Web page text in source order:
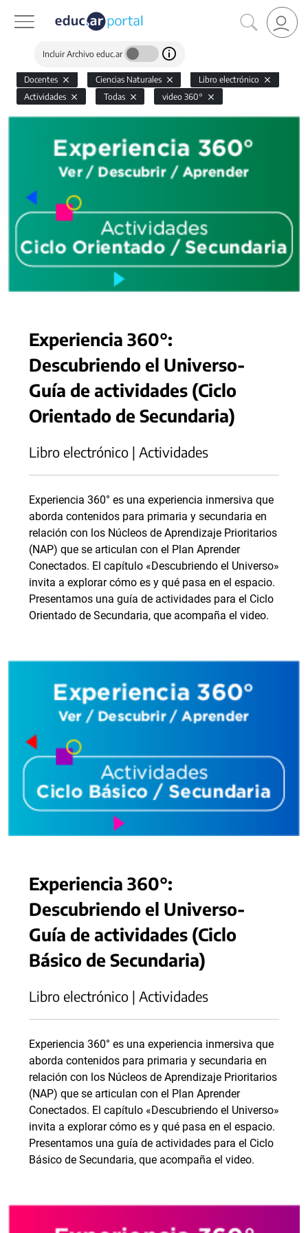
Incluir Archivo educ.ar
Docentes Ciencias Naturales
Libro electrónico
Actividades
Todas video 360°
Experiencia 360°:
Descubriendo el Universo-
Guía de actividades (Ciclo
Orientado de Secundaria)
Libro electrónico | Actividades
Experiencia 360° es una experiencia inmersiva que
aborda contenidos para primaria y secundaria en
relación con los Núcleos de Aprendizaje Prioritarios
(NAP) que se articulan con el Plan Aprender
Conectados. El capítulo «Descubriendo el Universo»
invita a explorar cómo es y qué pasa en el espacio.
Presentamos una guía de actividades para el Ciclo
Orientado de Secundaria, que acompaña el video.
Experiencia 360°:
Descubriendo el Universo-
Guía de actividades (Ciclo
Básico de Secundaria)
Libro electrónico | Actividades
Experiencia 360° es una experiencia inmersiva que
aborda contenidos para primaria y secundaria en
relación con los Núcleos de Aprendizaje Prioritarios
(NAP) que se articulan con el Plan Aprender
Conectados. El capítulo «Descubriendo el Universo»
invita a explorar cómo es y qué pasa en el espacio.
Presentamos una guía de actividades para el Ciclo
Básico de Secundaria, que acompaña el video.